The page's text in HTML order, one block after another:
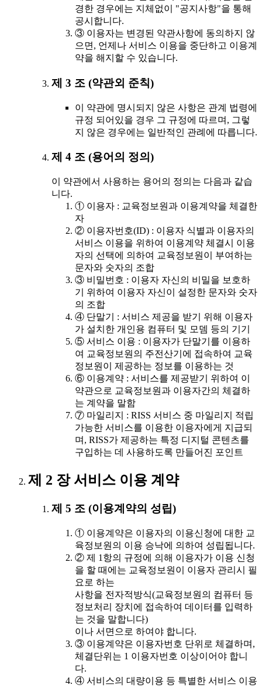
경한 경우에는 지체없이 "공지사항"을 통해
공시합니다.
③ 이용자는 변경된 약관사항에 동의하지 않
으면, 언제나 서비스 이용을 중단하고 이용계
약을 해지할 수 있습니다.
제 3 조 (약관외 준칙)
이 약관에 명시되지 않은 사항은 관계 법령에
규정 되어있을 경우 그 규정에 따르며, 그렇
지 않은 경우에는 일반적인 관례에 따릅니다.
제 4 조 (용어의 정의)
이 약관에서 사용하는 용어의 정의는 다음과 같습
니다.
① 이용자 : 교육정보원과 이용계약을 체결한
자
② 이용자번호(ID) : 이용자 식별과 이용자의
서비스 이용을 위하여 이용계약 체결시 이용
자의 선택에 의하여 교육정보원이 부여하는
문자와 숫자의 조합
③ 비밀번호 : 이용자 자신의 비밀을 보호하
기 위하여 이용자 자신이 설정한 문자와 숫자
의 조합
④ 단말기 : 서비스 제공을 받기 위해 이용자
가 설치한 개인용 컴퓨터 및 모뎀 등의 기기
⑤ 서비스 이용 : 이용자가 단말기를 이용하
여 교육정보원의 주전산기에 접속하여 교육
정보원이 제공하는 정보를 이용하는 것
⑥ 이용계약 : 서비스를 제공받기 위하여 이
약관으로 교육정보원과 이용자간의 체결하
는 계약을 말함
⑦ 마일리지 : RISS 서비스 중 마일리지 적립
가능한 서비스를 이용한 이용자에게 지급되
며, RISS가 제공하는 특정 디지털 콘텐츠를
구입하는 데 사용하도록 만들어진 포인트
제 2 장 서비스 이용 계약
제 5 조 (이용계약의 성립)
① 이용계약은 이용자의 이용신청에 대한 교
육정보원의 이용 승낙에 의하여 성립됩니다.
② 제 1항의 규정에 의해 이용자가 이용 신청
을 할 때에는 교육정보원이 이용자 관리시 필
요로 하는
사항을 전자적방식(교육정보원의 컴퓨터 등
정보처리 장치에 접속하여 데이터를 입력하
는 것을 말합니다)
이나 서면으로 하여야 합니다.
③ 이용계약은 이용자번호 단위로 체결하며,
체결단위는 1 이용자번호 이상이어야 합니
다.
④ 서비스의 대량이용 등 특별한 서비스 이용